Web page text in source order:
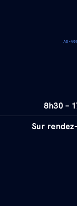
AS-
8h30 –
Sur